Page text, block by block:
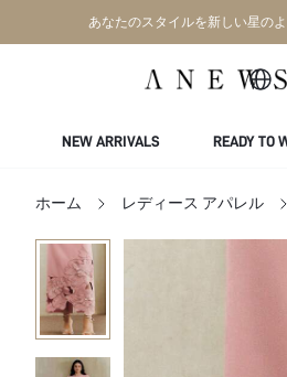
あなたのスタイルを新しい星の
NEW ARRIVALS READY TO
ホーム レディース アパレル